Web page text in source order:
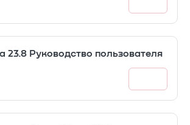
23.8 Руководство пользователя